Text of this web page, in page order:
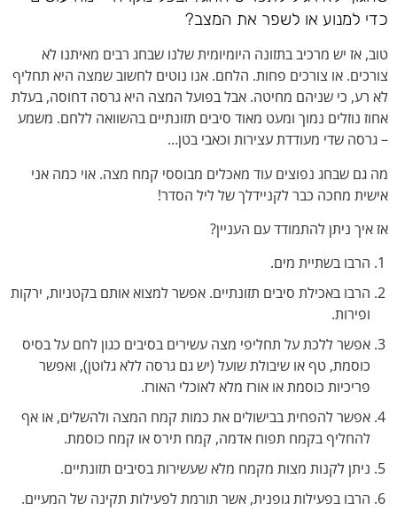
כדי למנוע או לשפר את המצב?
טוב, אז יש מרכיב בתזונה היומיומית שלנו שבחג רבים מאיתנו לא
צורכים. או צורכים פחות. הלחם. אנו נוטים לחשוב שמצה היא תחליף
לא רע, כי שניהם מחיטה. אבל בפועל המצה היא גרסה דחוסה, בעלת
אחוז נוזלים נמוך ומעט מאוד סיבים תזונתיים בהשוואה ללחם. משמע
– גרסה שדי מעודדת עצירות וכאבי בטן…
מה גם שבחג נפוצים עוד מאכלים מבוססי קמח מצה. אוי כמה אני
אישית מחכה כבר לקניידלך של ליל הסדר!
אז איך ניתן להתמודד עם העניין?
הרבו בשתיית מים.
הרבו באכילת סיבים תזונתיים. אפשר למצוא אותם בקטניות, ירקות
ופירות.
אפשר ללכת על תחליפי מצה עשירים בסיבים כגון לחם על בסיס
כוסמת, טף או שיבולת שועל (יש גם גרסה ללא גלוטן), ואפשר
פריכיות כוסמת או אורז מלא לאוכלי האורז.
אפשר להפחית בבישולים את כמות קמח המצה ולהשלים, או אף
להחליף בקמח תפוח אדמה, קמח תירס או קמח כוסמת.
ניתן לקנות מצות מקמח מלא שעשירות בסיבים תזונתיים.
הרבו בפעילות גופנית, אשר תורמת לפעילות תקינה של המעיים.